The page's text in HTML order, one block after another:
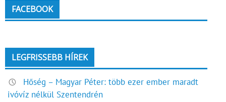
FACEBOOK
LEGFRISSEBB HÍREK
Hőség – Magyar Péter: több ezer ember maradt
ivóvíz nélkül Szentendrén